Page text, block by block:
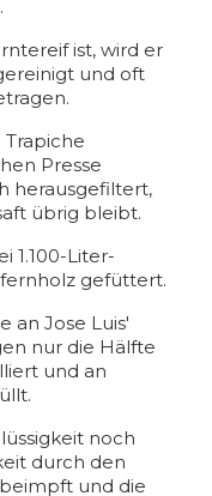
ist, wird er
und oft
Presse
herausgefiltert,
übrig bleibt.
1.100-Liter-
gefüttert.
an Jose Luis'
nur die Hälfte
und an
noch
durch den
und die